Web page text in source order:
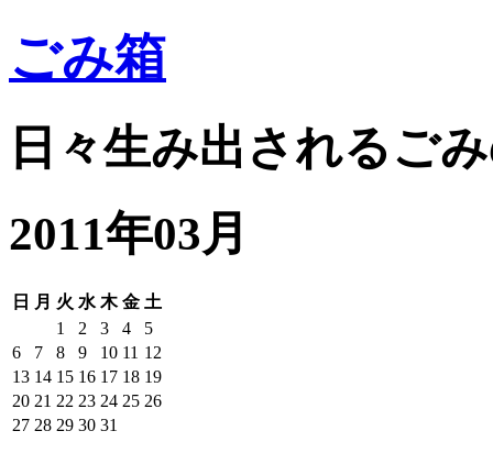
ごみ箱
日々生み出されるご
2011年03月
日 月 火 水 木 金 土
1
2 3 4
5
6
7 8 9 10 11 12
13 14 15 16 17 18 19
20 21 22 23 24 25 26
27 28 29 30 31